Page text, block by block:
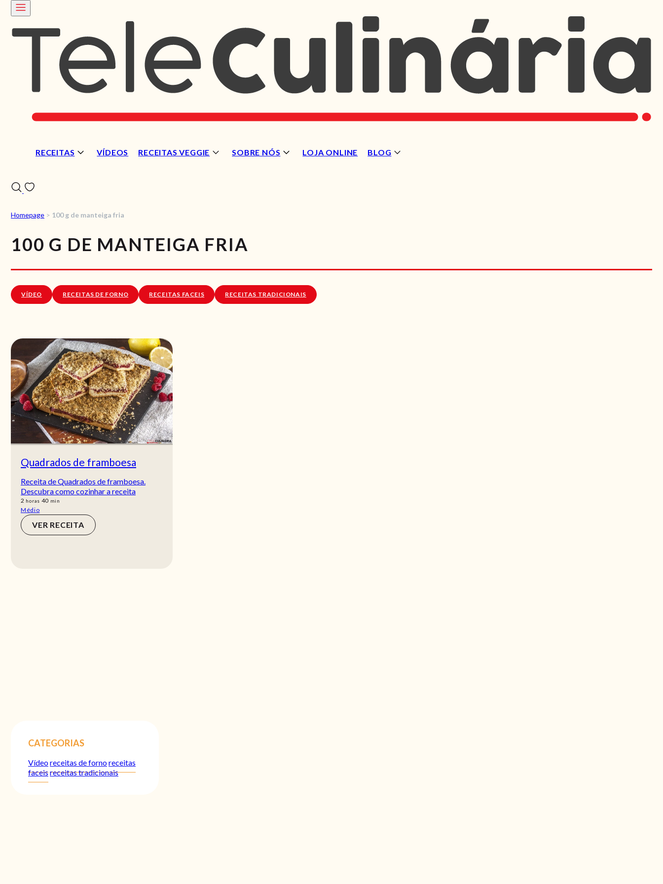
RECEITAS VÍDEOS RECEITAS VEGGIE SOBRE NÓS LOJA ONLINE BLOG
Homepage > 100 g de manteiga fria
100 G DE MANTEIGA FRIA
VÍDEO RECEITAS DE FORNO RECEITAS FACEIS RECEITAS TRADICIONAIS
Quadrados de framboesa
Receita de Quadrados de framboesa.
Descubra como cozinhar a receita
2 horas
horas 40 min
min
Médio
VER RECEITA
CATEGORIAS
Vídeoreceitas de fornoreceitas
faceisreceitas tradicionais